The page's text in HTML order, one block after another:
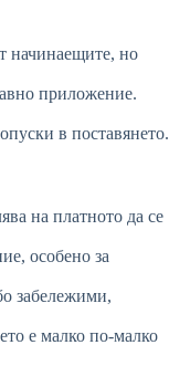
начинаещите, но
приложение.
в поставянето.
на платното да се
особено за
забележими,
е малко по-малко